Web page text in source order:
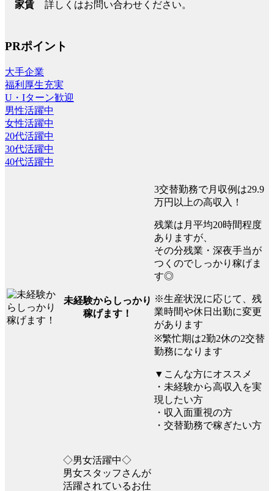
家賃 詳しくはお問い合わせください。
PRポイント
大手企業
福利厚生充実
U・Iターン歓迎
男性活躍中
女性活躍中
20代活躍中
30代活躍中
40代活躍中
未経験からしっかり
稼げます！
3交替勤務で月収例は29.9
万円以上の高収入！
残業は月平均20時間程度
ありますが、
その分残業・深夜手当が
つくのでしっかり稼げま
す◎
※生産状況に応じて、残
業時間や休日出勤に変更
があります
※繁忙期は2勤2休の2交替
勤務になります
▼こんな方にオススメ
・未経験から高収入を実
現したい方
・収入面重視の方
・交替勤務で稼ぎたい方
◇男女活躍中◇
男女スタッフさんが
活躍されているお仕